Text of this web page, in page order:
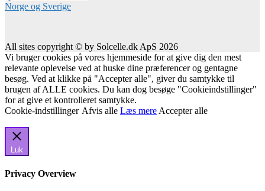
All sites copyright © by Solcelle.dk ApS 2026
Vi bruger cookies på vores hjemmeside for at give dig den mest
relevante oplevelse ved at huske dine præferencer og gentagne
besøg. Ved at klikke på "Accepter alle", giver du samtykke til
brugen af ALLE cookies. Du kan dog besøge "Cookieindstillinger"
for at give et kontrolleret samtykke.
Cookie-indstillinger Afvis alle Læs mere Accepter alle
Luk
Privacy Overview